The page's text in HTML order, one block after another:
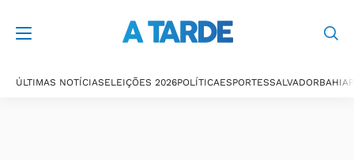
ÚLTIMAS NOTÍCIASELEIÇÕES 2026POLÍTICAESPORTESSALVADORBAHIA